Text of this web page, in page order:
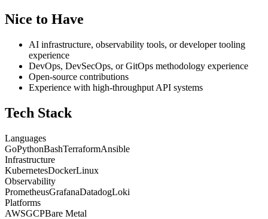
Nice to Have
AI infrastructure, observability tools, or developer tooling
experience
DevOps, DevSecOps, or GitOps methodology experience
Open-source contributions
Experience with high-throughput API systems
Tech Stack
Languages
GoPythonBashTerraformAnsible
Infrastructure
KubernetesDockerLinux
Observability
PrometheusGrafanaDatadogLoki
Platforms
AWSGCPBare Metal